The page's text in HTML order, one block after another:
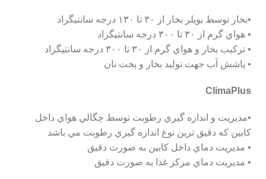
•بخار توسط بويلر بخار از ٣٠ تا ١٣٠ درجه سانتيگراد
• هواي گرم از ٣٠ تا ٣٠٠ درجه سانتيگراد
• تركيب بخار و هواي گرم از ٣٠ تا ٣٠٠ درجه سانتيگراد
• پاشش آب جهت توليد بخار و پخت نان
ClimaPlus
•مديريت و اندازه گيري رطوبت توسط چگالي هواي داخل
كابين كه دقيق ترين نوع اندازه گيري رطوبت مي باشد
• مديريت دماي داخل كابين به صورت دقيق
• مديريت دماي مركز غذا به صورت دقيق